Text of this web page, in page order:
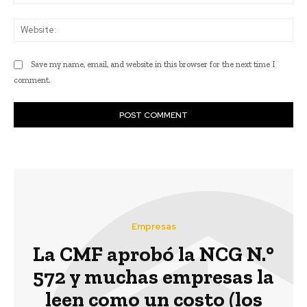
Save my name, email, and website in this browser for the next time I
comment.